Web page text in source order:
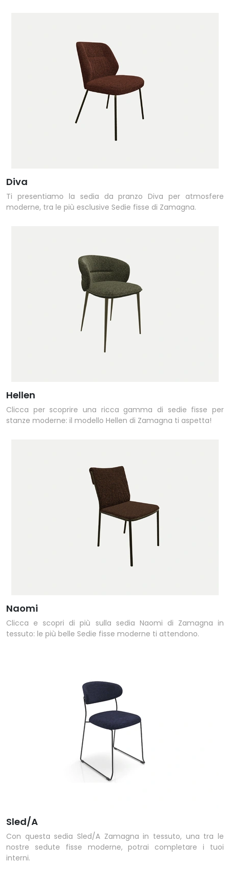
Diva
Ti presentiamo la sedia da pranzo Diva per atmosfere
moderne, tra le più esclusive Sedie fisse di Zamagna.
Hellen
Clicca per scoprire una ricca gamma di sedie fisse per
stanze moderne: il modello Hellen di Zamagna ti aspetta!
Naomi
Clicca e scopri di più sulla sedia Naomi di Zamagna in
tessuto: le più belle Sedie fisse moderne ti attendono.
Sled/A
Con questa sedia Sled/A Zamagna in tessuto, una tra le
nostre sedute fisse moderne, potrai completare i tuoi
interni.